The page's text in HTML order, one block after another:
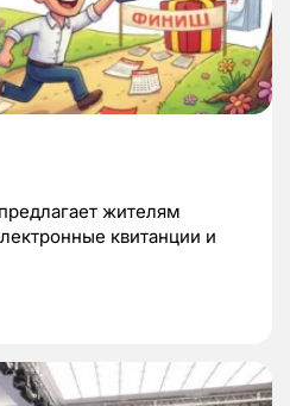
жителям
квитанции и